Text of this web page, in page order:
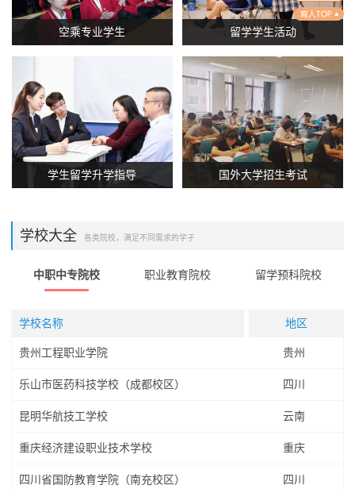
空乘专业学生 留学学生活动
学生留学升学指导 国外大学招生考试
学校大全 各类院校，满足不同需求的学子
中职中专院校 职业教育院校 留学预科院校
学校名称 地区
贵州工程职业学院 贵州
乐山市医药科技学校（成都校区） 四川
昆明华航技工学校 云南
重庆经济建设职业技术学校 重庆
四川省国防教育学院（南充校区） 四川